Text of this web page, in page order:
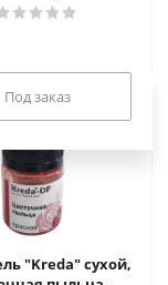
Под заказ
"Kreda" сухой,